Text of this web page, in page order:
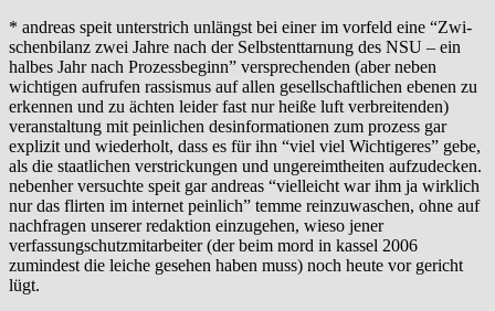
* andreas speit unterstrich unlängst bei einer im vorfeld eine “Zwi­
schen­bi­lanz zwei Jahre nach der Selbst­ent­tar­nung des NSU – ein
hal­bes Jahr nach Pro­zess­be­ginn” versprechenden (aber neben
wichtigen aufrufen rassismus auf allen gesellschaftlichen ebenen zu
erkennen und zu ächten leider fast nur heiße luft verbreitenden)
veranstaltung mit peinlichen desinformationen zum prozess gar
explizit und wiederholt, dass es für ihn “viel viel Wichtigeres” gebe,
als die staatlichen verstrickungen und ungereimtheiten aufzudecken.
nebenher versuchte speit gar andreas “vielleicht war ihm ja wirklich
nur das flirten im internet peinlich” temme reinzuwaschen, ohne auf
nachfragen unserer redaktion einzugehen, wieso jener
verfassungschutzmitarbeiter (der beim mord in kassel 2006
zumindest die leiche gesehen haben muss) noch heute vor gericht
lügt.